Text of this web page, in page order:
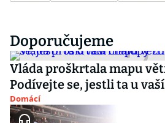
Doporučujeme
Vláda proškrtala mapu
Podívejte se, jestli ta u
Domácí